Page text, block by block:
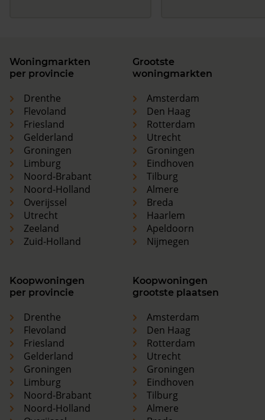
Woningmarkten
per provincie
Drenthe
Flevoland
Friesland
Gelderland
Groningen
Limburg
Noord-Brabant
Noord-Holland
Overijssel
Utrecht
Zeeland
Zuid-Holland
Grootste
woningmarkten
Amsterdam
Den Haag
Rotterdam
Utrecht
Groningen
Eindhoven
Tilburg
Almere
Breda
Haarlem
Apeldoorn
Nijmegen
Koopwoningen
per provincie
Drenthe
Flevoland
Friesland
Gelderland
Groningen
Limburg
Noord-Brabant
Noord-Holland
Koopwoningen
grootste plaatsen
Amsterdam
Den Haag
Rotterdam
Utrecht
Groningen
Eindhoven
Tilburg
Almere